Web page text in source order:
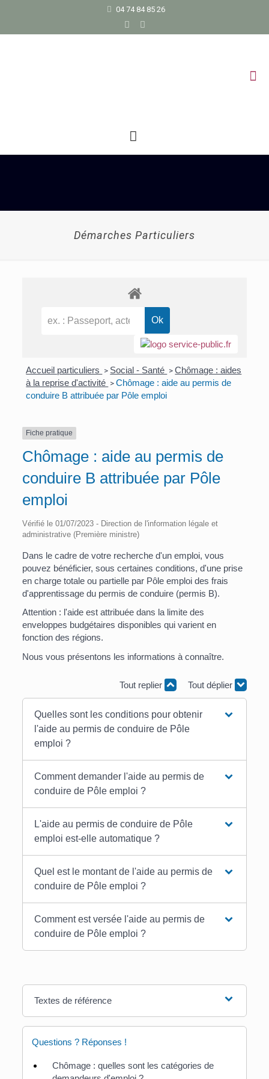
04 74 84 85 26
Démarches Particuliers
Accueil particuliers > Social - Santé > Chômage : aides
à la reprise d'activité > Chômage : aide au permis de
conduire B attribuée par Pôle emploi
Fiche pratique
Chômage : aide au permis de
conduire B attribuée par Pôle
emploi
Vérifié le 01/07/2023 - Direction de l'information légale et
administrative (Première ministre)
Dans le cadre de votre recherche d'un emploi, vous
pouvez bénéficier, sous certaines conditions, d'une prise
en charge totale ou partielle par Pôle emploi des frais
d'apprentissage du permis de conduire (permis B).
Attention : l'aide est attribuée dans la limite des
enveloppes budgétaires disponibles qui varient en
fonction des régions.
Nous vous présentons les informations à connaître.
Tout replier Tout déplier
Quelles sont les conditions pour obtenir
l'aide au permis de conduire de Pôle
emploi ?
Comment demander l'aide au permis de
conduire de Pôle emploi ?
L'aide au permis de conduire de Pôle
emploi est-elle automatique ?
Quel est le montant de l'aide au permis de
conduire de Pôle emploi ?
Comment est versée l'aide au permis de
conduire de Pôle emploi ?
Textes de référence
Questions ? Réponses !
Chômage : quelles sont les catégories de